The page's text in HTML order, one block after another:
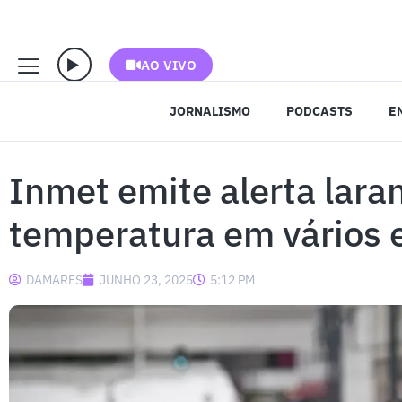
AO VIVO
JORNALISMO PODCASTS
Inmet emite alerta
temperatura em vários
DAMARES JUNHO 23, 2025 5:12 PM